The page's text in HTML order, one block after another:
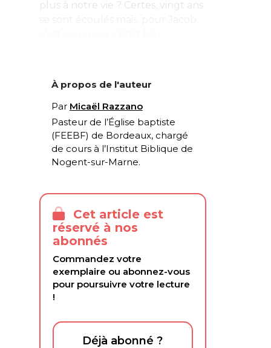
plus à notre vie ? Certes, vingt ans
À propos de l'auteur
Par Micaël Razzano
Pasteur de l’Église baptiste
(FEEBF) de Bordeaux, chargé
de cours à l’Institut Biblique de
Nogent-sur-Marne.
Cet article est
réservé à nos
abonnés
Commandez votre
exemplaire ou abonnez-vous
pour poursuivre votre lecture
!
Déjà abonné ?